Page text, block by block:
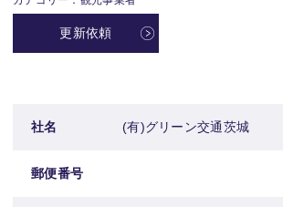
更新依頼
社名 (有)グリーン交通茨城
郵便番号